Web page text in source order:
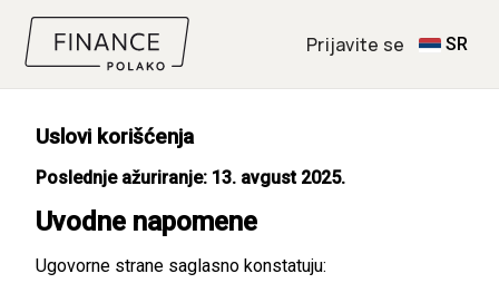
Prijavite se SR
Uslovi korišćenja
Poslednje ažuriranje: 13. avgust 2025.
Uvodne napomene
Ugovorne strane saglasno konstatuju: